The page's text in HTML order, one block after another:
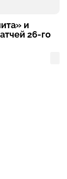
и
26-го